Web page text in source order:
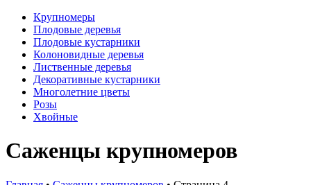
Крупномеры
Плодовые деревья
Плодовые кустарники
Колоновидные деревья
Лиственные деревья
Декоративные кустарники
Многолетние цветы
Розы
Хвойные
Саженцы крупномеров